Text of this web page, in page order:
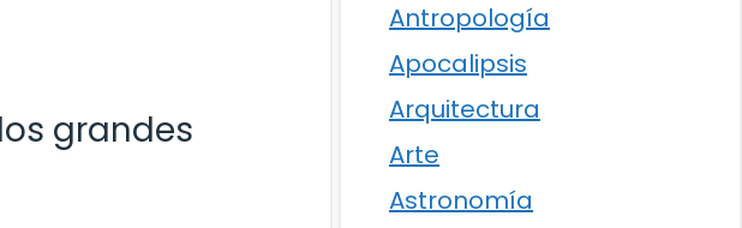
grandes
Antropología
Apocalipsis
Arquitectura
Arte
Astronomía